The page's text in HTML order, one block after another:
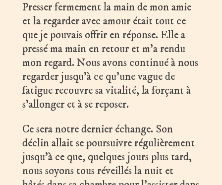
Presser fermement la main de mon amie
et la regarder avec amour était tout ce
que je pouvais offrir en réponse. Elle a
pressé ma main en retour et m’a rendu
mon regard. Nous avons continué à nous
regarder jusqu’à ce qu’une vague de
fatigue recouvre sa vitalité, la forçant à
s’allonger et à se reposer.
Ce sera notre dernier échange. Son
déclin allait se poursuivre régulièrement
jusqu’à ce que, quelques jours plus tard,
nous soyons tous réveillés la nuit et